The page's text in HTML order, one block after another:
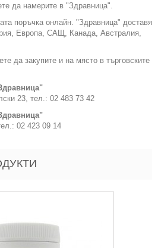
да намерите в "Здравница".
поръчка онлайн. "Здравница" доставя
Европа, САЩ, Канада, Австралия,
да закупите и на място в търговските
23, тел.: 02 483 73 42
02 423 09 14